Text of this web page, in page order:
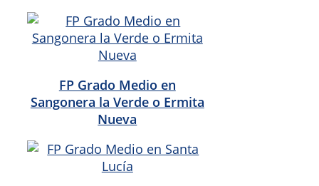
FP Grado Medio en
Sangonera la Verde o Ermita
Nueva